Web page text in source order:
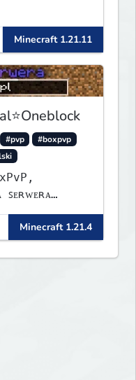
Minecraft 1.21.11
#pvp
#boxpvp
Minecraft 1.21.4